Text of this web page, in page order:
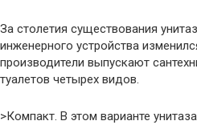
За столетия существования
инженерного устройства
производители выпускают
туалетов четырех видов.
>Компакт. В этом варианте